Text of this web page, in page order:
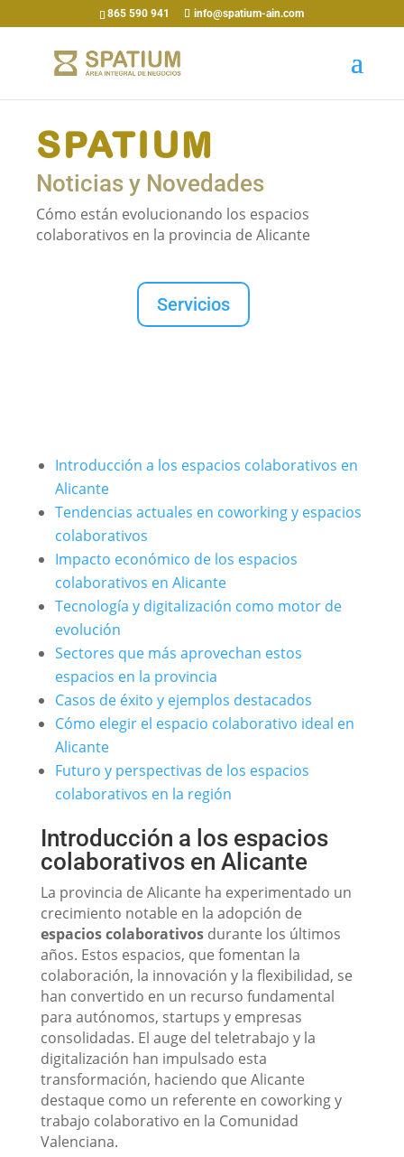
865 590 941 info@spatium-ain.com
SPATIUM
Noticias y Novedades
Cómo están evolucionando los espacios
colaborativos en la provincia de Alicante
Servicios
Introducción a los espacios colaborativos en
Alicante
Tendencias actuales en coworking y espacios
colaborativos
Impacto económico de los espacios
colaborativos en Alicante
Tecnología y digitalización como motor de
evolución
Sectores que más aprovechan estos
espacios en la provincia
Casos de éxito y ejemplos destacados
Cómo elegir el espacio colaborativo ideal en
Alicante
Futuro y perspectivas de los espacios
colaborativos en la región
Introducción a los espacios
colaborativos en Alicante
La provincia de Alicante ha experimentado un
crecimiento notable en la adopción de
espacios colaborativosdurante los últimos
años. Estos espacios, que fomentan la
colaboración, la innovación y la flexibilidad, se
han convertido en un recurso fundamental
para autónomos, startups y empresas
consolidadas. El auge del teletrabajo y la
digitalización han impulsado esta
transformación, haciendo que Alicante
destaque como un referente en coworking y
trabajo colaborativo en la Comunidad
Valenciana.